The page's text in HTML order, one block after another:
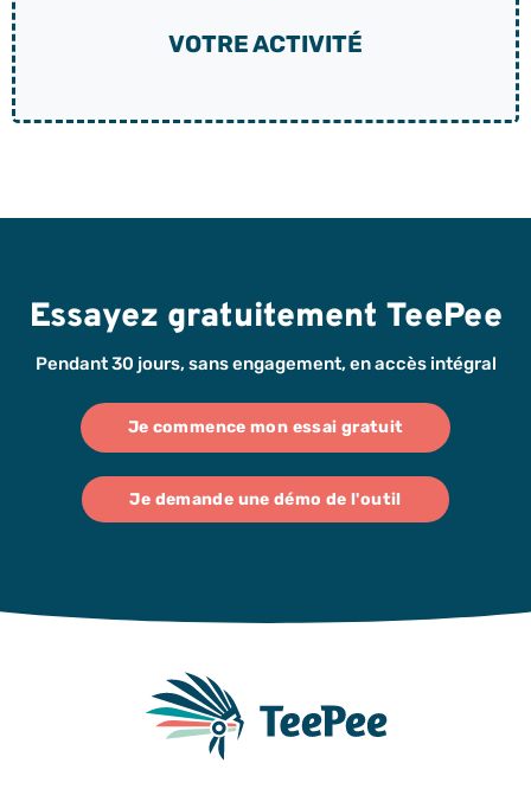
VOTRE ACTIVITÉ
Essayez gratuitement TeePee
Pendant 30 jours, sans engagement, en accès intégral
Je commence mon essai gratuit
Je demande une démo de l'outil